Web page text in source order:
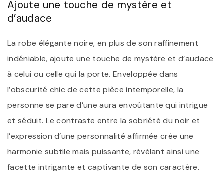
Ajoute une touche de mystère et
d’audace
La robe élégante noire, en plus de son raffinement
indéniable, ajoute une touche de mystère et d’audace
à celui ou celle qui la porte. Enveloppée dans
l’obscurité chic de cette pièce intemporelle, la
personne se pare d’une aura envoûtante qui intrigue
et séduit. Le contraste entre la sobriété du noir et
l’expression d’une personnalité affirmée crée une
harmonie subtile mais puissante, révélant ainsi une
facette intrigante et captivante de son caractère.